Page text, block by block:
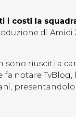
i costi la
di Amici
riusciti a
fa notare
presentandolo